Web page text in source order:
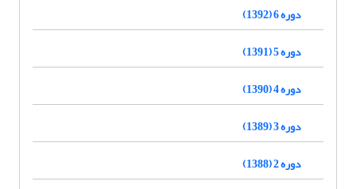
دوره 6 (1392)
دوره 5 (1391)
دوره 4 (1390)
دوره 3 (1389)
دوره 2 (1388)